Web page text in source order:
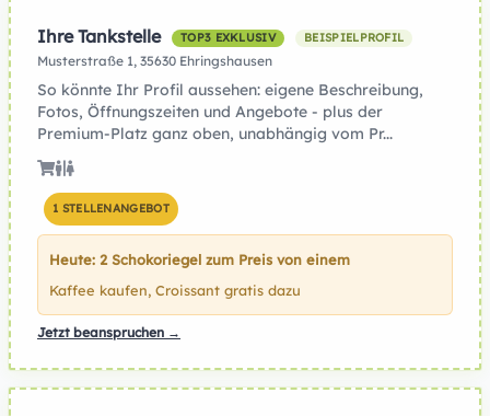
Ihre Tankstelle TOP3 EXKLUSIV BEISPIELPROFIL
Musterstraße 1, 35630 Ehringshausen
So könnte Ihr Profil aussehen: eigene Beschreibung,
Fotos, Öffnungszeiten und Angebote - plus der
Premium-Platz ganz oben, unabhängig vom Pr...
1 STELLENANGEBOT
Heute: 2 Schokoriegel zum Preis von einem
Kaffee kaufen, Croissant gratis dazu
Jetzt beanspruchen →